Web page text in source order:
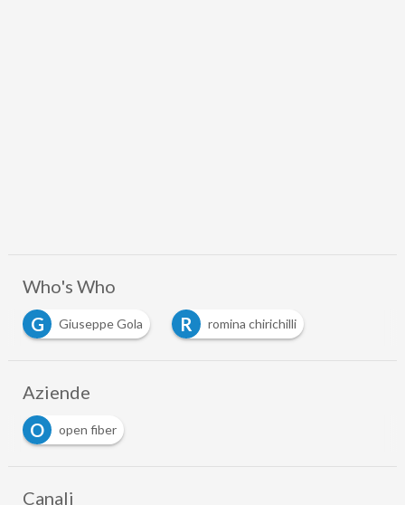
Who's Who
G
Giuseppe Gola R romina chirichilli
Aziende
O
open fiber
Canali